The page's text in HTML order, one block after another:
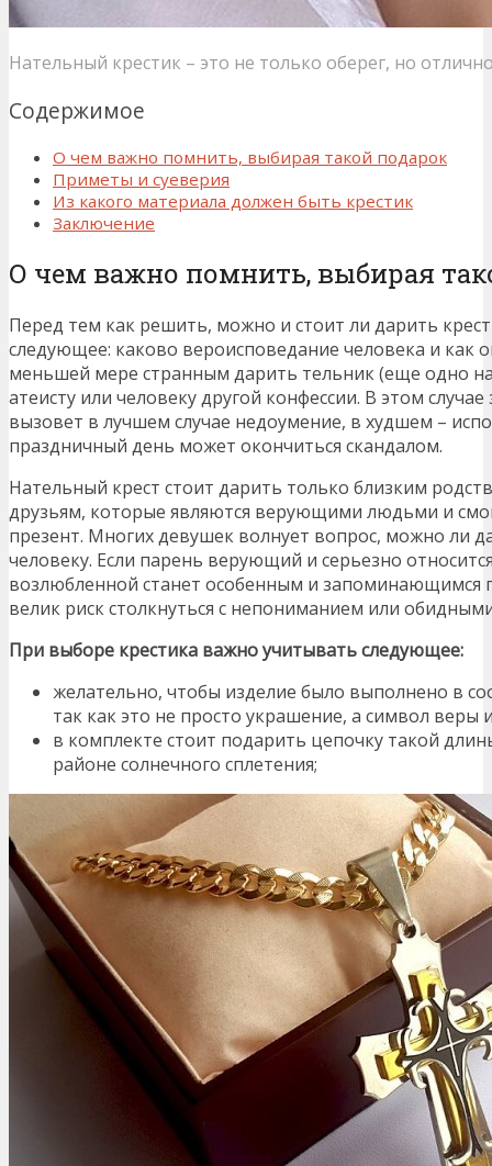
Нательный крестик – это не только оберег, но
Содержимое
О чем важно помнить, выбирая такой подарок
Приметы и суеверия
Из какого материала должен быть крестик
Заключение
О чем важно помнить, выбирая
Перед тем как решить, можно и стоит ли дарить
следующее: каково вероисповедание человека и как
меньшей мере странным дарить тельник (еще одно
атеисту или человеку другой конфессии. В этом
вызовет в лучшем случае недоумение, в худшем –
праздничный день может окончиться скандалом.
Нательный крест стоит дарить только близким
друзьям, которые являются верующими людьми и
презент. Многих девушек волнует вопрос, можно ли
человеку. Если парень верующий и серьезно
возлюбленной станет особенным и запоминающимся
велик риск столкнуться с непониманием или
При выборе крестика важно учитывать следующее:
желательно, чтобы изделие было выполнено в
так как это не просто украшение, а символ веры
в комплекте стоит подарить цепочку такой
районе солнечного сплетения;